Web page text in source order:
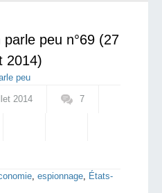
peu n°69 (27
2014)
peu
2014 7
, espionnage, États-